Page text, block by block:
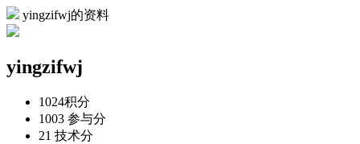
yingzifwj的资料
yingzifwj
1024积分
1003 参与分
21 技术分